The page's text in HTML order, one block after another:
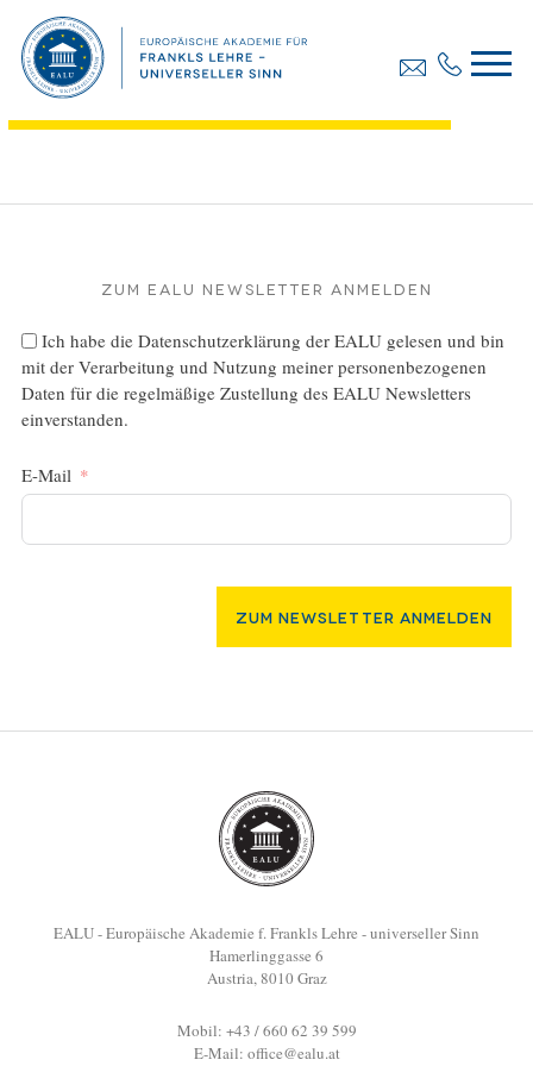
Diplomarbeit, Webhofer Anita
Dateigröße:
Zum EALU Newsletter anmelden
Ich habe die Datenschutzerklärung der EALU gelesen und bin
mit der Verarbeitung und Nutzung meiner personenbezogenen
Daten für die regelmäßige Zustellung des EALU Newsletters
einverstanden.
E-Mail
Zum Newsletter Anmelden
EALU - Europäische Akademie f. Frankls Lehre - universeller Sinn
Hamerlinggasse 6
Austria, 8010 Graz
Mobil: +43 / 660 62 39 599
E-Mail: office@ealu.at